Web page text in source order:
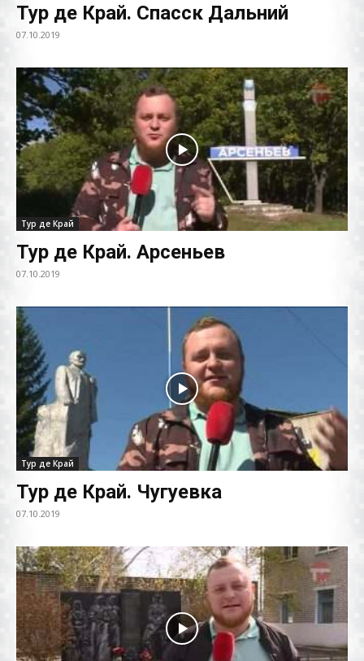
Тур де Край. Спасск Дальний
07.10.2019
Тур де Край
Тур де Край. Арсеньев
07.10.2019
Тур де Край
Тур де Край. Чугуевка
07.10.2019